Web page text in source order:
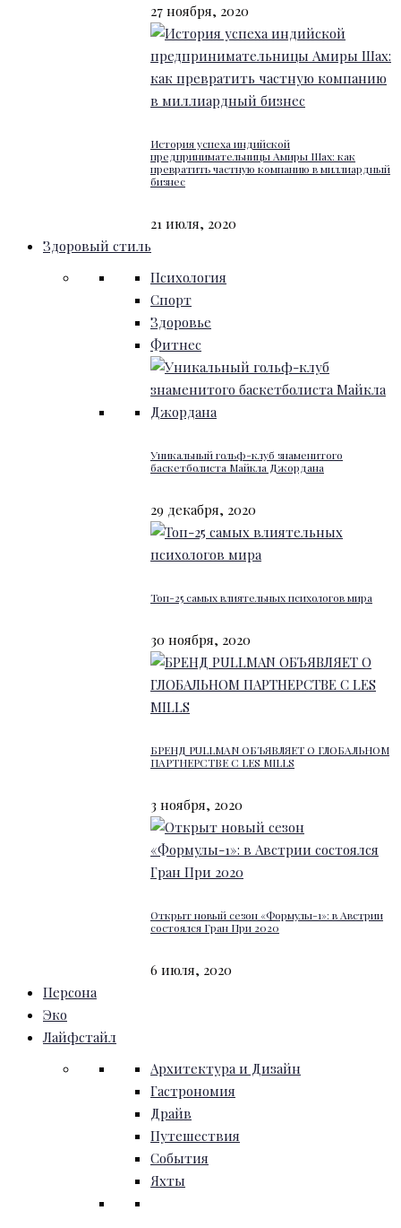
27 ноября, 2020
История успеха индийской
предпринимательницы Амиры Шах: как
превратить частную компанию в миллиардный
бизнес
21 июля, 2020
Здоровый стиль
Психология
Спорт
Здоровье
Фитнес
Уникальный гольф-клуб знаменитого
баскетболиста Майкла Джордана
29 декабря, 2020
Топ-25 самых влиятельных психологов мира
30 ноября, 2020
БРЕНД PULLMAN ОБЪЯВЛЯЕТ О ГЛОБАЛЬНОМ
ПАРТНЕРСТВЕ С LES MILLS
3 ноября, 2020
Открыт новый сезон «Формулы-1»: в Австрии
состоялся Гран При 2020
6 июля, 2020
Персона
Эко
Лайфстайл
Архитектура и Дизайн
Гастрономия
Драйв
Путешествия
События
Яхты